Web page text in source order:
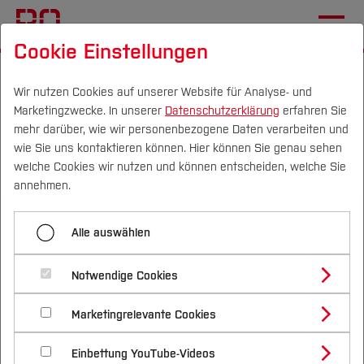
Campus Personen DE|EN Quicklinks
Studium
Studienangebote
Bachelorstudiengänge
Masterstudiengänge
Vor dem Studium
Bewerben & Einschreiben
Bewerbungsportal
Im Studium
Studienbüros und Prüfungen
Nach dem Studium
Forschung & Transfer
Profil
Forschungs- und Transferprofil
Schwerpunkte (FuT)
Beratung & Förderung
Nachhaltigkeit
Nachhaltigkeit studieren
International
Mehr Professorinnen
Menü aufklappen
Mehr Professorinnen
Junge Frauen & MINT
Wirksame Unterstützung
Haltung entwickeln & zeigen
Mehr Professorinnen
gewinnen
Du willst eine Professur an unserer Hochschule
Cookie Einstellungen
Wir nutzen Cookies auf unserer Website für Analyse- und
Marketingzwecke. In unserer Datenschutzerklärung erfahren Sie
mehr darüber, wie wir personenbezogene Daten verarbeiten und
wie Sie uns kontaktieren können. Hier können Sie genau sehen
welche Cookies wir nutzen und können entscheiden, welche Sie
annehmen.
Alle auswählen
Notwendige Cookies
Marketingrelevante Cookies
Einbettung YouTube-Videos